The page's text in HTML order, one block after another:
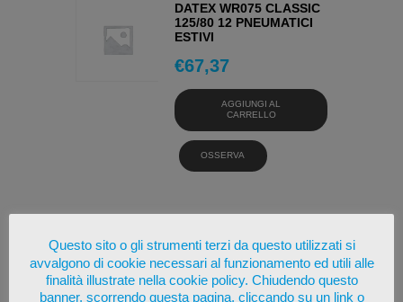
DATEX WR075 CLASSIC
125/80 12 PNEUMATICI
ESTIVI
€67,37
AGGIUNGI AL
CARRELLO
OSSERVA
14 PNEUMATICI ESTIVI
€35,32
Questo sito o gli strumenti terzi da questo utilizzati si
avvalgono di cookie necessari al funzionamento ed utili alle
finalità illustrate nella cookie policy. Chiudendo questo
banner, scorrendo questa pagina, cliccando su un link o